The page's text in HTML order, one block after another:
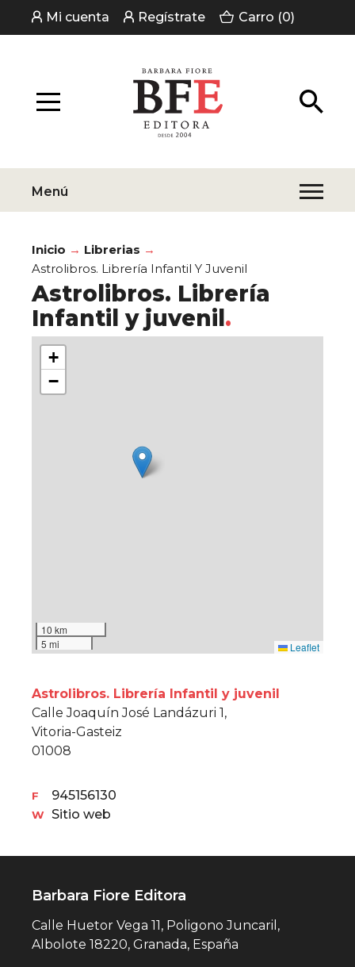
Mi cuenta Regístrate Carro (0)
Menú
Inicio
Librerias
Astrolibros. Librería Infantil Y Juvenil
Astrolibros. Librería
Infantil y juvenil
+
−
10 km
5 mi
Leaflet
Astrolibros. Librería Infantil y juvenil
Calle Joaquín José Landázuri 1,
Vitoria-Gasteiz
01008
F 945156130
W Sitio web
Barbara Fiore Editora
Calle Huetor Vega 11, Poligono Juncaril,
Albolote 18220, Granada, España